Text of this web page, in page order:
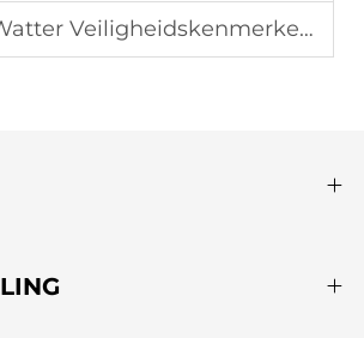
Veiligheidskenmerke moet 'n Hoë-kwaliteit Rotanhangstoel hê?